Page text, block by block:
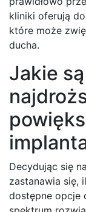
kliniki oferują
które może
ducha.
Jakie
Decydując się
zastanawia się,
dostępne opcje